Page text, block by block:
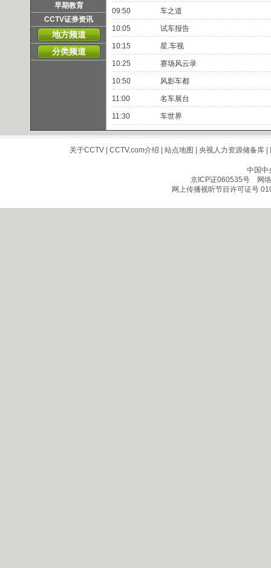
早期教育
CCTV证券资讯
地方频道
分类频道
09:50 车之道
10:05 试车报告
10:15 星.车视
10:25 赛场风云录
10:50 风影车都
11:00 名车展台
11:30 车世界
关于CCTV| CCTV.com介绍 | 站点地图 | 央视人力资源储备库|
中国中
京ICP证060535号网络
网上传播视听节目许可证号